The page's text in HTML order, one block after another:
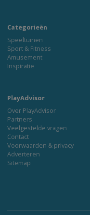
Categorieën
Speeltuinen
Sport & Fitness
Amusement
Inspiratie
PlayAdvisor
Over PlayAdvisor
Partners
Veelgestelde vragen
Contact
Voorwaarden & privacy
Adverteren
Sitemap